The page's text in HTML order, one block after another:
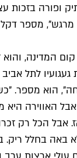
בזכות עצמו,
מספר
+ 5) נולד
געגועיו לתל
הוא מספר.
אבל האווירה
הכל רק
באה בחלל